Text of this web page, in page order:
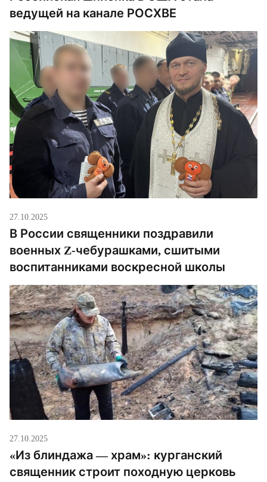
ведущей на канале РОСХВЕ
27.10.2025
В России священники поздравили
военных Z-чебурашками, сшитыми
воспитанниками воскресной школы
27.10.2025
«Из блиндажа — храм»: курганский
священник строит походную церковь